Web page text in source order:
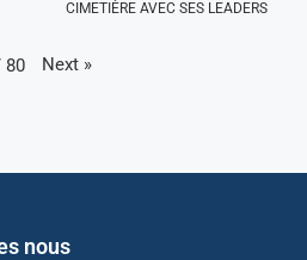
CIMETIÈRE AVEC SES LEADERS
80 Next »
nous